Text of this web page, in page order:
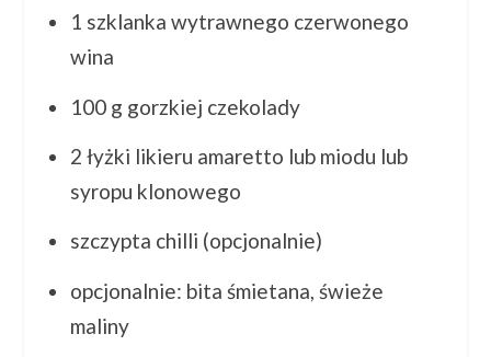
1 szklanka wytrawnego czerwonego
wina
100 g gorzkiej czekolady
2 łyżki likieru amaretto lub miodu lub
syropu klonowego
szczypta chilli (opcjonalnie)
opcjonalnie: bita śmietana, świeże
maliny